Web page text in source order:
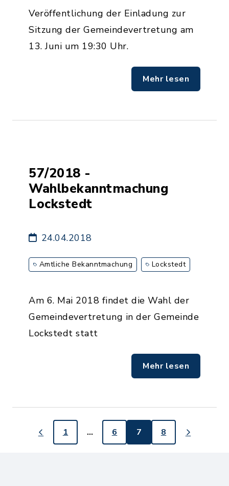
Veröffentlichung der Einladung zur
Sitzung der Gemeindevertretung am
13. Juni um 19:30 Uhr.
Mehr lesen
57/2018 -
Wahlbekanntmachung
Lockstedt
24.04.2018
Amtliche Bekanntmachung Lockstedt
Am 6. Mai 2018 findet die Wahl der
Gemeindevertretung in der Gemeinde
Lockstedt statt
Mehr lesen
1 … 6 7 8